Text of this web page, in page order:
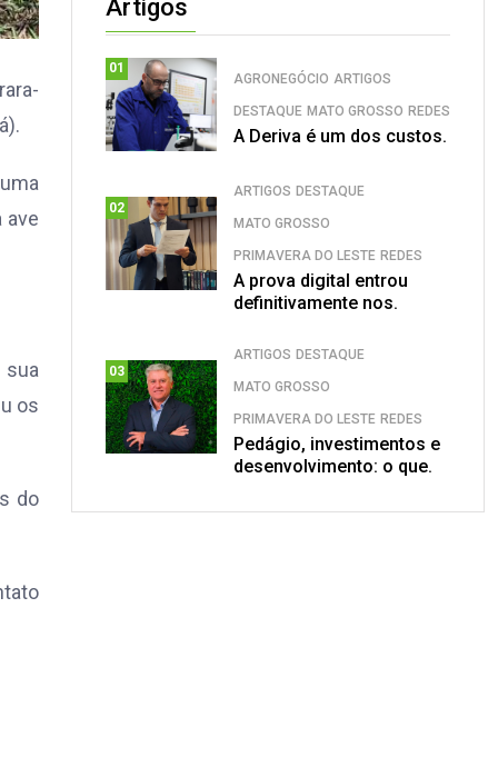
ave
os
do
Artigos
01
AGRONEGÓCIO ARTIGOS
DESTAQUE MATO GROSSO REDES
A Deriva é um dos custos.
02
ARTIGOS DESTAQUE
MATO GROSSO
PRIMAVERA DO LESTE REDES
A prova digital entrou
definitivamente nos.
03
ARTIGOS DESTAQUE
MATO GROSSO
PRIMAVERA DO LESTE REDES
Pedágio, investimentos e
desenvolvimento: o que.